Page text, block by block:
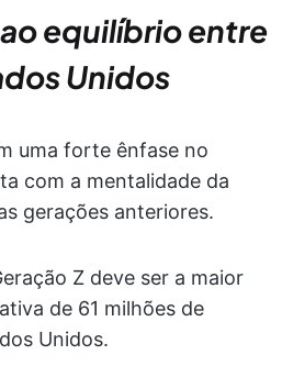
equilíbrio entre
Unidos
uma forte ênfase no
com a mentalidade da
gerações anteriores.
Z deve ser a maior
de 61 milhões de
Unidos.